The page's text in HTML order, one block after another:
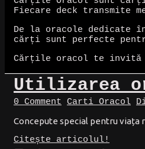
Fiecare deck
De la oracole
cărți sunt perfecte
Cărțile oracol te invită
Utilizarea
0 Comment Carti Oracol
Concepute special pentru viața
Citește articolul!